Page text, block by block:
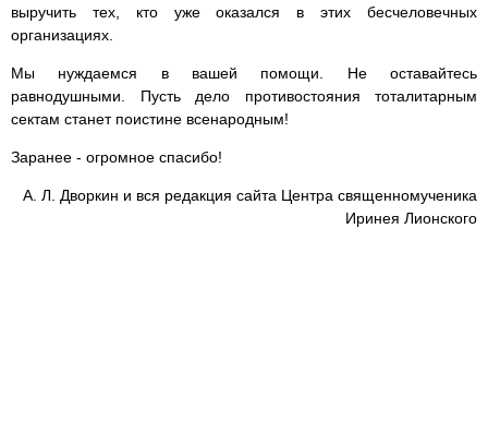
выручить тех, кто уже оказался в этих бесчеловечных
организациях.
Мы нуждаемся в вашей помощи. Не оставайтесь
равнодушными. Пусть дело противостояния тоталитарным
сектам станет поистине всенародным!
Заранее - огромное спасибо!
А. Л. Дворкин и вся редакция сайта Центра священномученика
Иринея Лионского